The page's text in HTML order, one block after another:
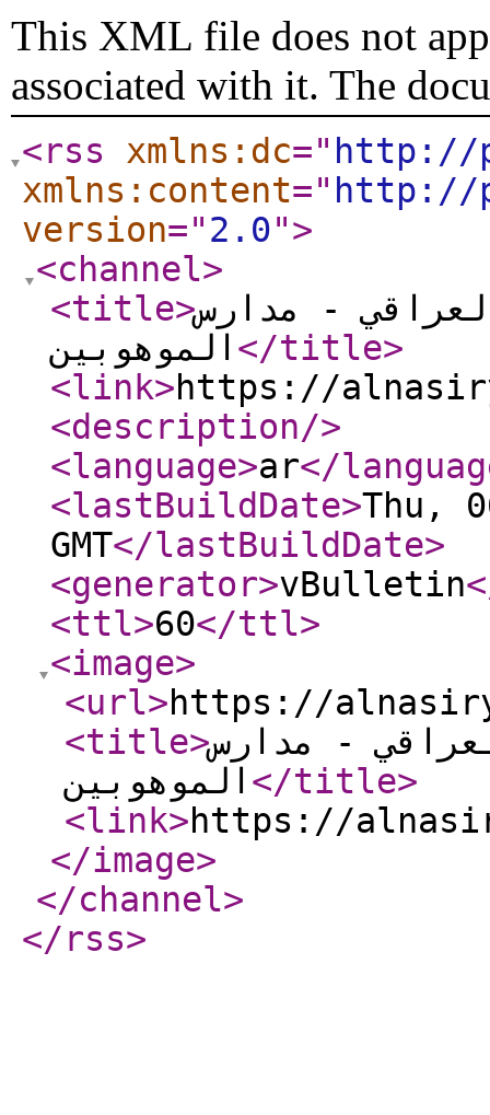
This XML file does not
associated with it. The
<rss xmlns:dc=" http://
xmlns:content=" http://
version="2.0">
<channel>
<title>- مدارس
الموهوبين </title>
<link>https://
<description/>
<language>ar</
<lastBuildDate>Thu,
GMT</lastBuildDate>
<generator>vBulletin
<ttl>60</ttl>
<image>
<url>https://
<title>- مدارس
الموهوبين </title>
<link>https://
</image>
</channel>
</rss>